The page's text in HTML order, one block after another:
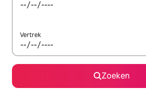
Vertrek
Zoeken